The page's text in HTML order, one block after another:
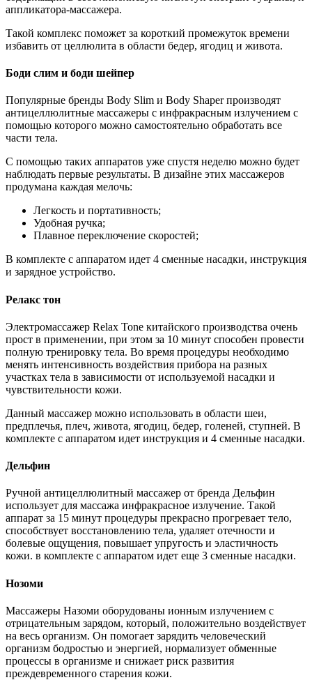
аппликатора-массажера.
Такой комплекс поможет за короткий промежуток времени
избавить от целлюлита в области бедер, ягодиц и живота.
Боди слим и боди шейпер
Популярные бренды Body Slim и Body Shaper производят
антицеллюлитные массажеры с инфракрасным излучением с
помощью которого можно самостоятельно обработать все
части тела.
С помощью таких аппаратов уже спустя неделю можно будет
наблюдать первые результаты. В дизайне этих массажеров
продумана каждая мелочь:
Легкость и портативность;
Удобная ручка;
Плавное переключение скоростей;
В комплекте с аппаратом идет 4 сменные насадки, инструкция
и зарядное устройство.
Релакс тон
Электромассажер Relax Tone китайского производства очень
прост в применении, при этом за 10 минут способен провести
полную тренировку тела. Во время процедуры необходимо
менять интенсивность воздействия прибора на разных
участках тела в зависимости от используемой насадки и
чувствительности кожи.
Данный массажер можно использовать в области шеи,
предплечья, плеч, живота, ягодиц, бедер, голеней, ступней. В
комплекте с аппаратом идет инструкция и 4 сменные насадки.
Дельфин
Ручной антицеллюлитный массажер от бренда Дельфин
использует для массажа инфракрасное излучение. Такой
аппарат за 15 минут процедуры прекрасно прогревает тело,
способствует восстановлению тела, удаляет отечности и
болевые ощущения, повышает упругость и эластичность
кожи. в комплекте с аппаратом идет еще 3 сменные насадки.
Нозоми
Массажеры Назоми оборудованы ионным излучением с
отрицательным зарядом, который, положительно воздействует
на весь организм. Он помогает зарядить человеческий
организм бодростью и энергией, нормализует обменные
процессы в организме и снижает риск развития
преждевременного старения кожи.